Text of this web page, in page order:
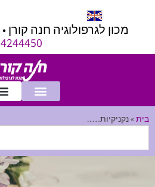
מכון לגרפולוגיה חנה קורן •
4244450
בית »נקניקיות…..